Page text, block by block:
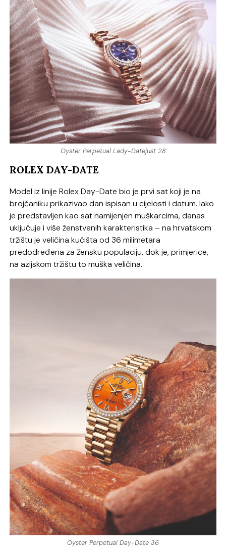
Oyster Perpetual Lady-Datejust 28
ROLEX DAY-DATE
Model iz linije Rolex Day-Date bio je prvi sat koji je na
brojčaniku prikazivao dan ispisan u cijelosti i datum. Iako
je predstavljen kao sat namijenjen muškarcima, danas
uključuje i više ženstvenih karakteristika – na hrvatskom
tržištu je veličina kućišta od 36 milimetara
predodređena za žensku populaciju, dok je, primjerice,
na azijskom tržištu to muška veličina.
Oyster Perpetual Day-Date 36